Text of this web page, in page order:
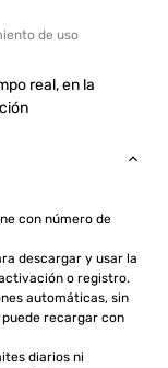
de uso
real, en la
con número de
descargar y usar la
o registro.
automáticas, sin
recargar con
diarios ni